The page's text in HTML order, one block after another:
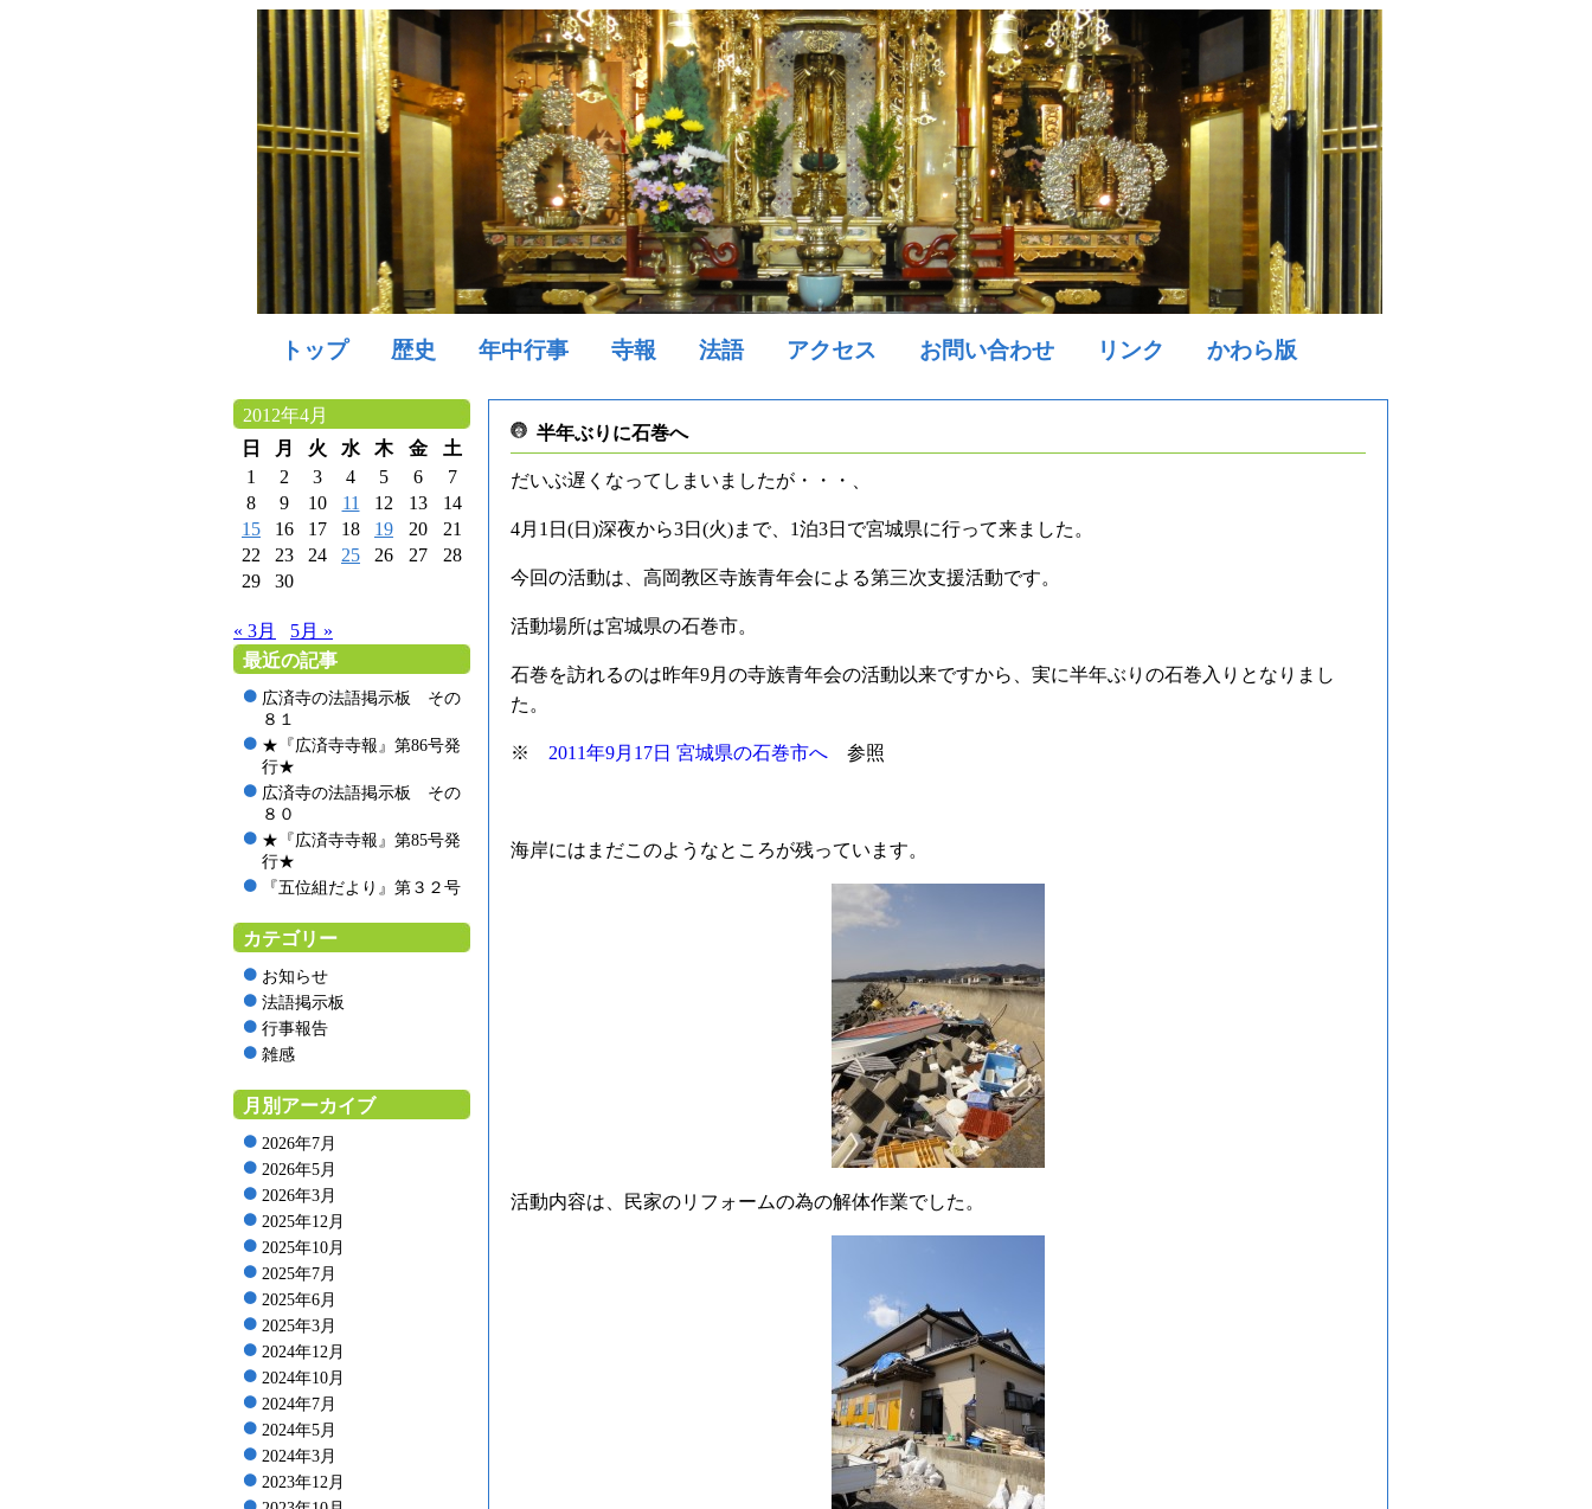
トップ 歴史 年中行事 寺報 法語 アクセス お問い合わせ リンク かわら版
2012年4月
日
月 火 水 木 金
土
1
2 3 4 5 6
7
8
9 10 11 12 13
14
15
16 17 18 19 20
21
22
23 24 25 26 27
28
29
30
« 3月
5月 »
最近の記事
広済寺の法語掲示板 その
８１
★『広済寺寺報』第86号発
行★
広済寺の法語掲示板 その
８０
★『広済寺寺報』第85号発
行★
『五位組だより』第３２号
カテゴリー
お知らせ
法語掲示板
行事報告
雑感
月別アーカイブ
2026年7月
2026年5月
2026年3月
2025年12月
2025年10月
2025年7月
2025年6月
2025年3月
2024年12月
2024年10月
2024年7月
2024年5月
2024年3月
2023年12月
半年ぶりに石巻へ
だいぶ遅くなってしまいましたが・・・、
4月1日(日)深夜から3日(火)まで、1泊3日で宮城県に行って来ました。
今回の活動は、高岡教区寺族青年会による第三次支援活動です。
活動場所は宮城県の石巻市。
石巻を訪れるのは昨年9月の寺族青年会の活動以来ですから、実に半年ぶりの石巻入りとなりまし
た。
※ 2011年9月17日 宮城県の石巻市へ 参照
海岸にはまだこのようなところが残っています。
活動内容は、民家のリフォームの為の解体作業でした。